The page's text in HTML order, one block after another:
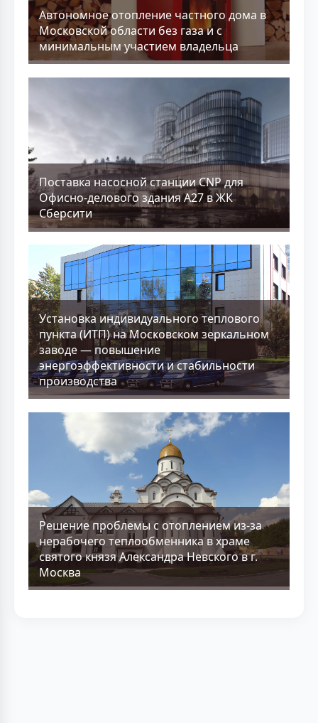
Aвтономное отопление частного дома в
Московской области без газа и с
минимальным участием владельца
Поставка насосной станции CNP для
Офисно-делового здания А27 в ЖК
Сберсити
Установка индивидуального теплового
пункта (ИТП) на Московском зеркальном
заводе — повышение
энергоэффективности и стабильности
производства
Решение проблемы с отоплением из-за
нерабочего теплообменника в храме
святого князя Александра Невского в г.
Москва